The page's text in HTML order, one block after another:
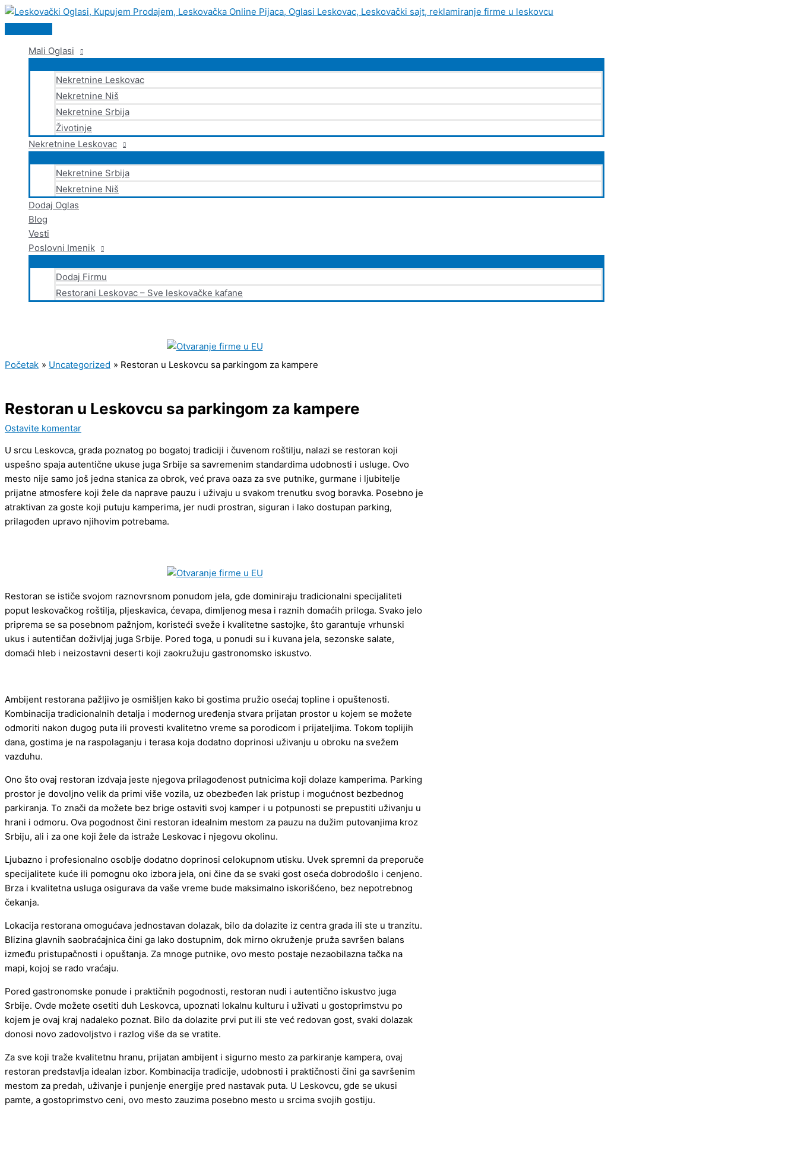
Pređi
na
sadržaj
izbornik
Mali Oglasi
Nekretnine Leskovac
Nekretnine Niš
Nekretnine Srbija
Životinje
Nekretnine Leskovac
Nekretnine Srbija
Nekretnine Niš
Dodaj Oglas
Blog
Vesti
Poslovni Imenik
Dodaj Firmu
Restorani Leskovac – Sve leskovačke kafane
Početak Uncategorized Restoran u Leskovcu sa parkingom za kampere
Restoran u Leskovcu sa parkingom za kampere
Ostavite komentar
U srcu Leskovca, grada poznatog po bogatoj tradiciji i čuvenom roštilju, nalazi se restoran koji
uspešno spaja autentične ukuse juga Srbije sa savremenim standardima udobnosti i usluge. Ovo
mesto nije samo još jedna stanica za obrok, već prava oaza za sve putnike, gurmane i ljubitelje
prijatne atmosfere koji žele da naprave pauzu i uživaju u svakom trenutku svog boravka. Posebno je
atraktivan za goste koji putuju kamperima, jer nudi prostran, siguran i lako dostupan parking,
prilagođen upravo njihovim potrebama.
Restoran se ističe svojom raznovrsnom ponudom jela, gde dominiraju tradicionalni specijaliteti
poput leskovačkog roštilja, pljeskavica, ćevapa, dimljenog mesa i raznih domaćih priloga. Svako jelo
priprema se sa posebnom pažnjom, koristeći sveže i kvalitetne sastojke, što garantuje vrhunski
ukus i autentičan doživljaj juga Srbije. Pored toga, u ponudi su i kuvana jela, sezonske salate,
domaći hleb i neizostavni deserti koji zaokružuju gastronomsko iskustvo.
Ambijent restorana pažljivo je osmišljen kako bi gostima pružio osećaj topline i opuštenosti.
Kombinacija tradicionalnih detalja i modernog uređenja stvara prijatan prostor u kojem se možete
odmoriti nakon dugog puta ili provesti kvalitetno vreme sa porodicom i prijateljima. Tokom toplijih
dana, gostima je na raspolaganju i terasa koja dodatno doprinosi uživanju u obroku na svežem
vazduhu.
Ono što ovaj restoran izdvaja jeste njegova prilagođenost putnicima koji dolaze kamperima. Parking
prostor je dovoljno velik da primi više vozila, uz obezbeđen lak pristup i mogućnost bezbednog
parkiranja. To znači da možete bez brige ostaviti svoj kamper i u potpunosti se prepustiti uživanju u
hrani i odmoru. Ova pogodnost čini restoran idealnim mestom za pauzu na dužim putovanjima kroz
Srbiju, ali i za one koji žele da istraže Leskovac i njegovu okolinu.
Ljubazno i profesionalno osoblje dodatno doprinosi celokupnom utisku. Uvek spremni da preporuče
specijalitete kuće ili pomognu oko izbora jela, oni čine da se svaki gost oseća dobrodošlo i cenjeno.
Brza i kvalitetna usluga osigurava da vaše vreme bude maksimalno iskorišćeno, bez nepotrebnog
čekanja.
Lokacija restorana omogućava jednostavan dolazak, bilo da dolazite iz centra grada ili ste u tranzitu.
Blizina glavnih saobraćajnica čini ga lako dostupnim, dok mirno okruženje pruža savršen balans
između pristupačnosti i opuštanja. Za mnoge putnike, ovo mesto postaje nezaobilazna tačka na
mapi, kojoj se rado vraćaju.
Pored gastronomske ponude i praktičnih pogodnosti, restoran nudi i autentično iskustvo juga
Srbije. Ovde možete osetiti duh Leskovca, upoznati lokalnu kulturu i uživati u gostoprimstvu po
kojem je ovaj kraj nadaleko poznat. Bilo da dolazite prvi put ili ste već redovan gost, svaki dolazak
donosi novo zadovoljstvo i razlog više da se vratite.
Za sve koji traže kvalitetnu hranu, prijatan ambijent i sigurno mesto za parkiranje kampera, ovaj
restoran predstavlja idealan izbor. Kombinacija tradicije, udobnosti i praktičnosti čini ga savršenim
mestom za predah, uživanje i punjenje energije pred nastavak puta. U Leskovcu, gde se ukusi
pamte, a gostoprimstvo ceni, ovo mesto zauzima posebno mesto u srcima svojih gostiju.